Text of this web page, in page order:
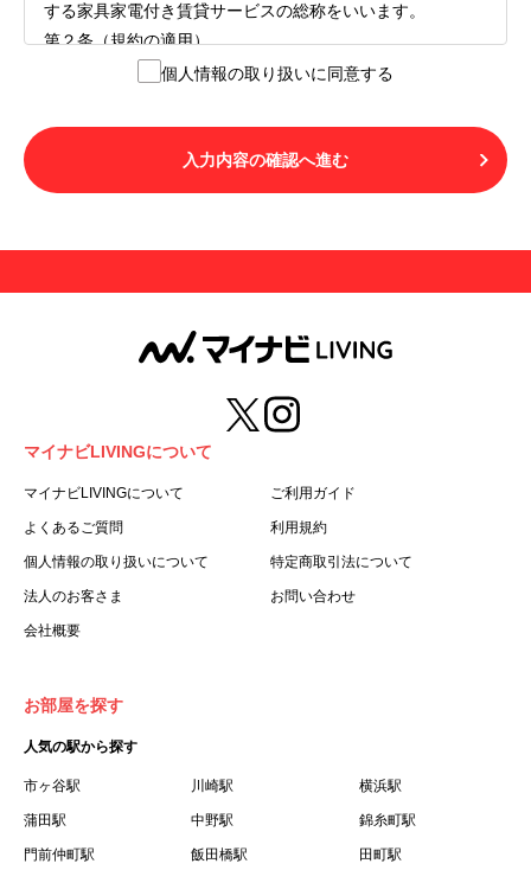
する家具家電付き賃貸サービスの総称をいいます。
第２条（規約の適用）
１.本サービスを利用する者（以下「利用者」といいます）
LIVINGご契約にあたり取得する個人情報の取り扱いについ
て」の内容をすべて承諾したものとみなされます。不承諾
の意思表示は、本サービスを利用しないことをもってのみ
用することはできません。
第３条（用語の定義）
１.「本サ―ビス」とは、第１章第１条で規定する当社が運
営するマイナビLIVINGを意味します。
２.「利用者」とは、第１章第２条に規定する本サービスを
利用する個人を意味します。
３.「本サイト」とは、当社が運営する本サービスに関する
ます。
５.「会員」とは、第２章第１条に基づき会員登録が完了し
た個人を意味します。
録した情報、本サービス利用中に当社が登録を求めた情報
った場合の当該情報を意味します。
７.「本会員制度」とは、会員による本サービスの利用の促
進を目的とした会員制度を意味します。
個人情報の取り扱いに同意する
入力内容の確認へ進む
マイナビLIVINGについて
マイナビLIVINGについて ご利用ガイド
よくあるご質問 利用規約
個人情報の取り扱いについて 特定商取引法について
法人のお客さま お問い合わせ
会社概要
お部屋を探す
人気の駅から探す
市ヶ谷駅 川崎駅 横浜駅
蒲田駅 中野駅 錦糸町駅
門前仲町駅 飯田橋駅 田町駅